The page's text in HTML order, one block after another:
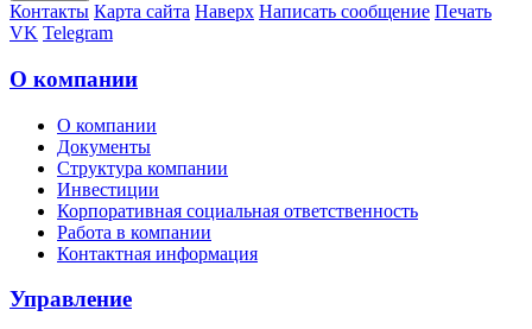
Контакты Карта сайта Наверх Написать сообщение Печать
VK Telegram
О компании
О компании
Документы
Структура компании
Инвестиции
Корпоративная социальная ответственность
Работа в компании
Контактная информация
Управление